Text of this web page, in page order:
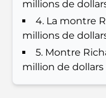
complet pour
Les meilleurs
votre guide
Les meilleurs
millions de
4. La montre
millions de
5. Montre
million de dollars